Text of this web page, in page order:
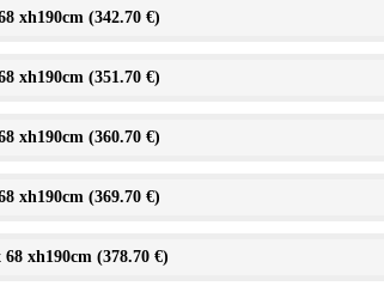
xh190cm (342.70 €)
xh190cm (351.70 €)
xh190cm (360.70 €)
xh190cm (369.70 €)
xh190cm (378.70 €)